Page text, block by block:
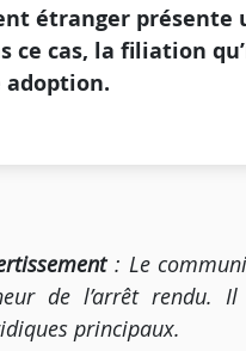
étranger
ce cas, la filiation
adoption.
: Le
de l’arrêt rendu.
principaux.